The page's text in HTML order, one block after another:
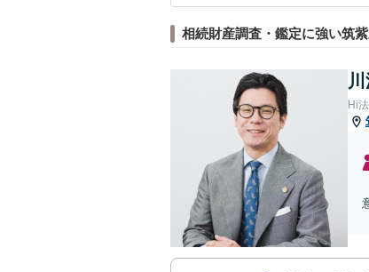
相続財産調査・鑑定に強い筑
Hi